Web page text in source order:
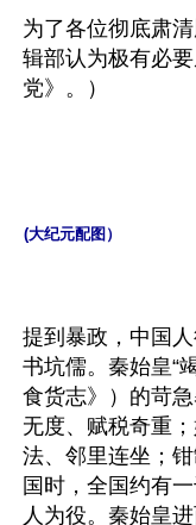
为了各位彻底肃
辑部认为极有必
党》。）
(大纪元配图）
提到暴政，中国
书坑儒。秦始皇“
食货志》）的苛
无度、赋税奇重
法、邻里连坐；
国时，全国约有
人为役。秦始皇